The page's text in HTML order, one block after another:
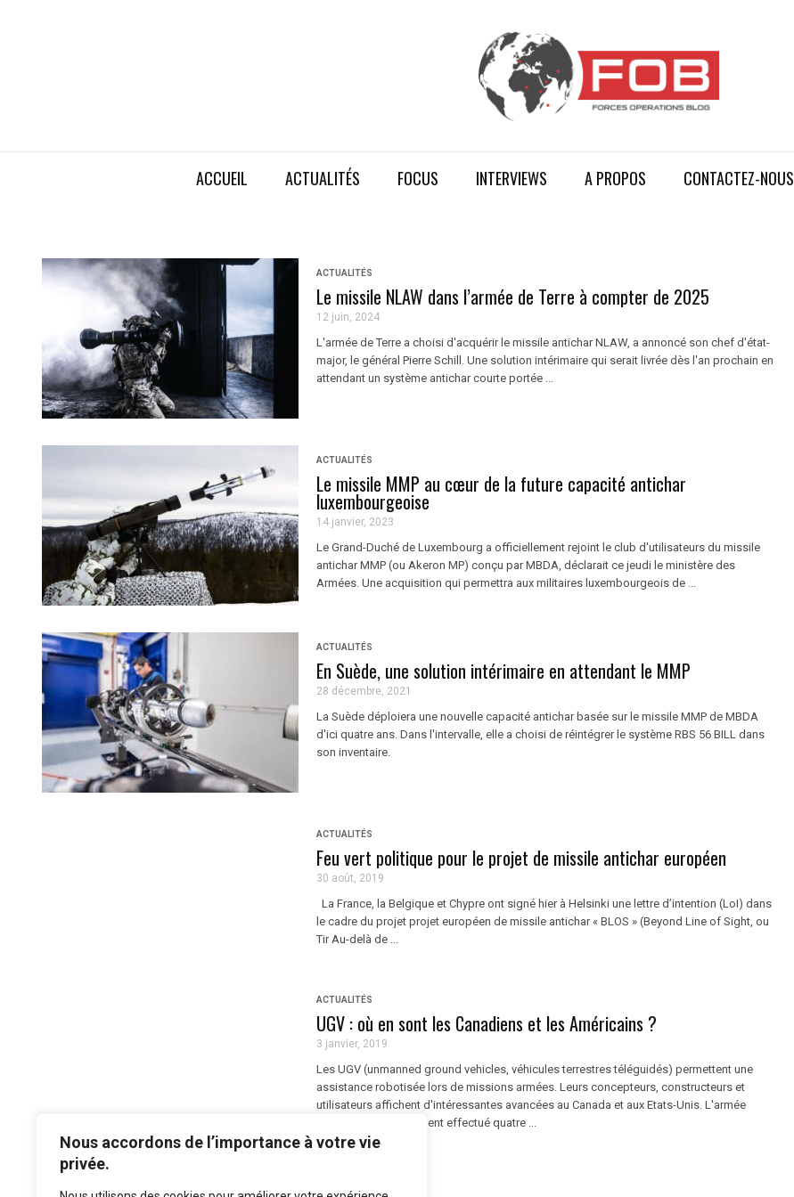
Nous accordons de l’importance à votre vie
privée.
ACCUEIL ACTUALITÉS FOCUS INTERVIEWS A PROPOS CONTACTEZ-NOUS
ACTUALITÉS
Le missile NLAW dans l’armée de Terre à compter de 2025
12 juin, 2024
L'armée de Terre a choisi d'acquérir le missile antichar NLAW, a annoncé son chef d'état-
major, le général Pierre Schill. Une solution intérimaire qui serait livrée dès l'an prochain en
attendant un système antichar courte portée ...
ACTUALITÉS
Le missile MMP au cœur de la future capacité antichar
luxembourgeoise
14 janvier, 2023
Le Grand-Duché de Luxembourg a officiellement rejoint le club d'utilisateurs du missile
antichar MMP (ou Akeron MP) conçu par MBDA, déclarait ce jeudi le ministère des
Armées. Une acquisition qui permettra aux militaires luxembourgeois de ...
ACTUALITÉS
En Suède, une solution intérimaire en attendant le MMP
28 décembre, 2021
La Suède déploiera une nouvelle capacité antichar basée sur le missile MMP de MBDA
d'ici quatre ans. Dans l'intervalle, elle a choisi de réintégrer le système RBS 56 BILL dans
son inventaire.
ACTUALITÉS
Feu vert politique pour le projet de missile antichar européen
30 août, 2019
La France, la Belgique et Chypre ont signé hier à Helsinki une lettre d’intention (LoI) dans
le cadre du projet projet européen de missile antichar « BLOS » (Beyond Line of Sight, ou
Tir Au-delà de ...
ACTUALITÉS
UGV : où en sont les Canadiens et les Américains ?
3 janvier, 2019
Les UGV (unmanned ground vehicles, véhicules terrestres téléguidés) permettent une
assistance robotisée lors de missions armées. Leurs concepteurs, constructeurs et
utilisateurs affichent d'intéressantes avancées au Canada et aux Etats-Unis. L'armée
britannique a récemment effectué quatre ...